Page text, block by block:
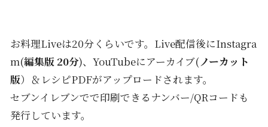
お料理Liveは20分くらいです。Live配信後にInstagra
m(編集版 20分)、YouTubeにアーカイブ(ノーカット
版）＆レシピPDFがアップロードされます。
セブンイレブンでで印刷できるナンバー/QRコードも
発行しています。